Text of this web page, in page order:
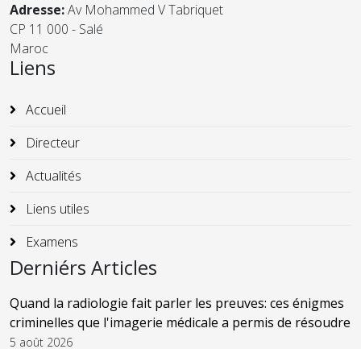
Adresse:Av Mohammed V Tabriquet
CP 11 000 - Salé
Maroc
Liens
Accueil
Directeur
Actualités
Liens utiles
Examens
Derniérs Articles
Quand la radiologie fait parler les preuves: ces énigmes
criminelles que l'imagerie médicale a permis de résoudre
5 août 2026